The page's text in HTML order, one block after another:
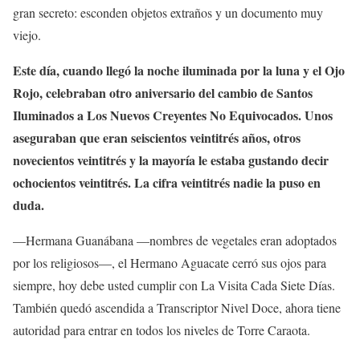
gran secreto: esconden objetos extraños y un documento muy
viejo.
Este día, cuando llegó la noche iluminada por la luna y el Ojo
Rojo, celebraban otro aniversario del cambio de Santos
Iluminados a Los Nuevos Creyentes No Equivocados. Unos
aseguraban que eran seiscientos veintitrés años, otros
novecientos veintitrés y la mayoría le estaba gustando decir
ochocientos veintitrés. La cifra veintitrés nadie la puso en
duda.
—Hermana Guanábana —nombres de vegetales eran adoptados
por los religiosos—, el Hermano Aguacate cerró sus ojos para
siempre, hoy debe usted cumplir con La Visita Cada Siete Días.
También quedó ascendida a Transcriptor Nivel Doce, ahora tiene
autoridad para entrar en todos los niveles de Torre Caraota.